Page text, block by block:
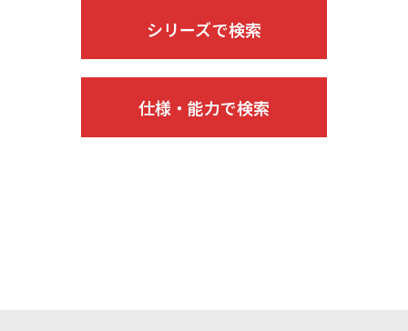
シリーズで検索
仕様・能力で検索